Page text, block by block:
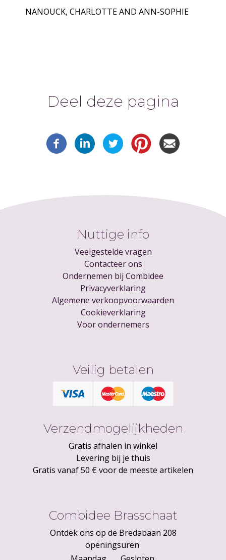
NANOUCK, CHARLOTTE AND ANN-SOPHIE
Deel deze pagina
Nuttige info
Veelgestelde vragen
Contacteer ons
Ondernemen bij Combidee
Privacyverklaring
Algemene verkoopvoorwaarden
Cookieverklaring
Voor ondernemers
Veilig betalen
Verzendmogelijkheden
Gratis afhalen in winkel
Levering bij je thuis
Gratis vanaf 50 € voor de meeste artikelen
Combidee Brasschaat
Ontdek ons op de Bredabaan 208
openingsuren